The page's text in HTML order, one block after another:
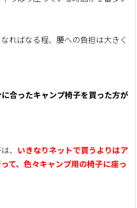
ればなる程、腰への負担は大きく
に合ったキャンプ椅子を買った方が
、 いきなりネットで買うよりはア
て、色々キャンプ用の椅子に座っ